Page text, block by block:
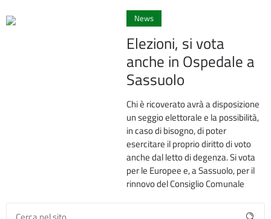
News
Elezioni, si vota
anche in Ospedale a
Sassuolo
Chi è ricoverato avrà a disposizione
un seggio elettorale e la possibilità,
in caso di bisogno, di poter
esercitare il proprio diritto di voto
anche dal letto di degenza. Si vota
per le Europee e, a Sassuolo, per il
rinnovo del Consiglio Comunale